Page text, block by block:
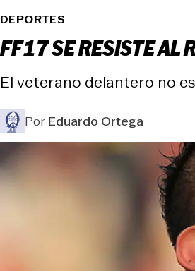
DEPORTES
FF17 SE RESISTE AL
El veterano delantero no
PorEduardo Ortega